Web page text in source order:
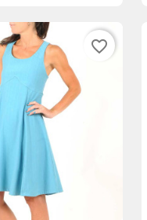
favorite_border